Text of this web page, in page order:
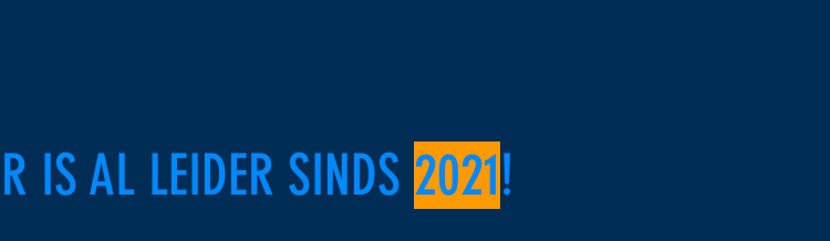
IS AL LEIDER SINDS 2021!